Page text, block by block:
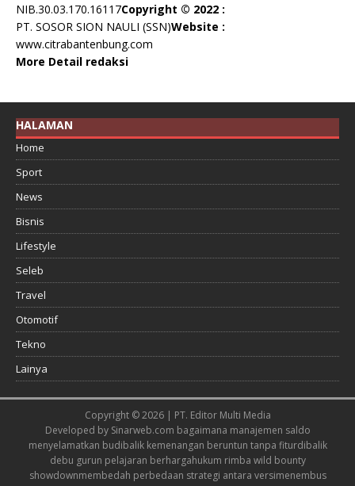
NIB.30.03.170.16117Copyright © 2022 :
PT. SOSOR SION NAULI (SSN)Website :
www.citrabantenbung.com
More Detail redaksi
HALAMAN
Home
Sport
News
Bisnis
Lifestyle
Seleb
Travel
Otomotif
Tekno
Lainya
Copyright © 2026 | PT. Editor Multi Media
Developed by Sinarweb.com bagaimana manajemen saldo
menyelamatkan budibalik kemenangan beruntun tanpa fiturdibalik
debu gurun pelajaran berhargahukum rimba wild bounty
showdownmembedah perbedaan strategi antara versimenembus